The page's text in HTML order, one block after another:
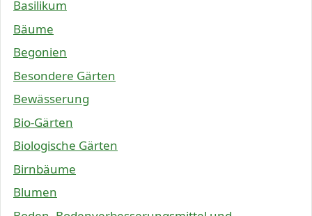
Basilikum
Bäume
Begonien
Besondere Gärten
Bewässerung
Bio-Gärten
Biologische Gärten
Birnbäume
Blumen